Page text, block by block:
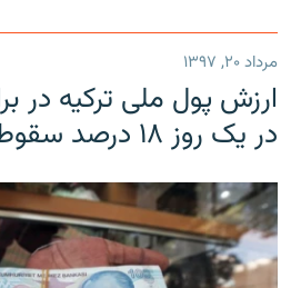
مرداد ۲۰, ۱۳۹۷
ارزش پول ملی ترکیه در
در یک روز ۱۸ درصد سقوط کرد